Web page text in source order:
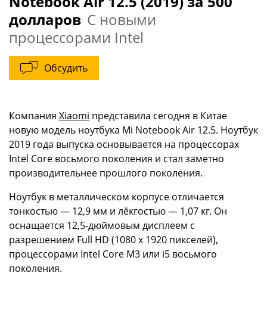
долларов С новыми
процессорами Intel
Обсудить
Компания Xiaomi представила сегодня в Китае
новую модель ноутбука Mi Notebook Air 12.5. Ноутбук
2019 года выпуска основывается на процессорах
Intel Core восьмого поколения и стал заметно
производительнее прошлого поколения.
Ноутбук в металлическом корпусе отличается
тонкостью — 12,9 мм и лёкгостью — 1,07 кг. Он
оснащается 12,5-дюймовым дисплеем с
разрешением Full HD (1080 x 1920 пикселей),
процессорами Intel Core M3 или i5 восьмого
поколения.